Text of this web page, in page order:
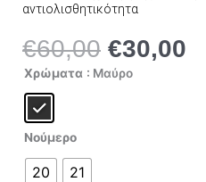
αντιολισθητικότητα
€60,00 Original
price
€30,00
Χρώματα : Μαύρο
Νούμερο
20 21
Star
ποσότητα